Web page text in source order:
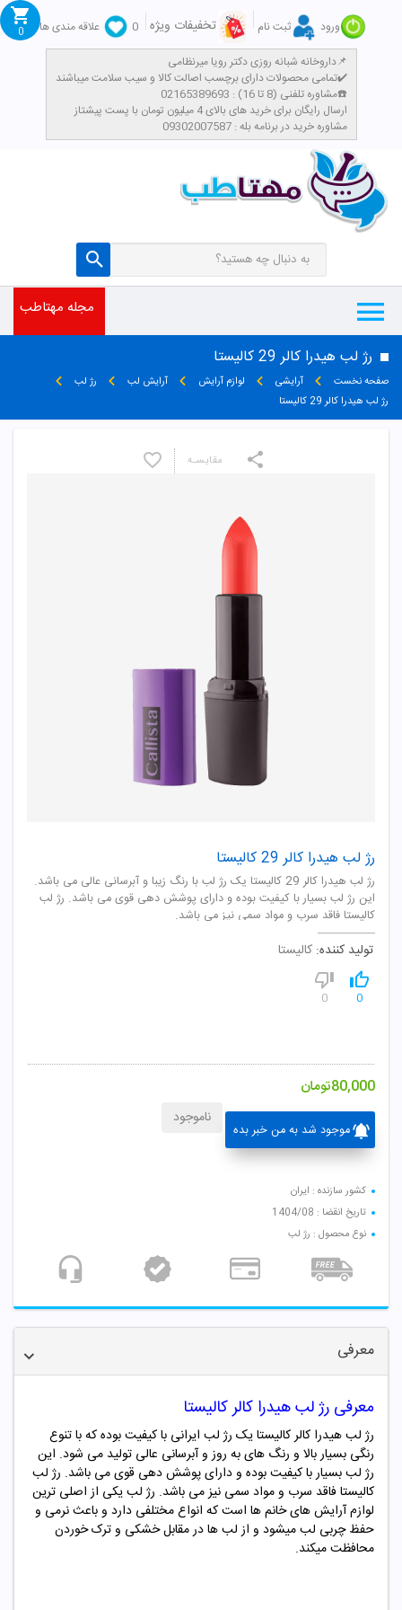
ورود ثبت نام تخفیفات ویژه 0
علاقه مندی ها
داروخانه شبانه روزی دکتر رویا میرنظامی📌
تمامی محصولات دارای برچسب اصالت کالا و سیب سلامت میباشند✔️
مشاوره تلفنی (8 تا 16) : 02165389693☎️
​ارسال رایگان برای خرید های بالای 4 میلیون تومان با پست پیشتاز
مشاوره خرید در برنامه بله : 09302007587
0
مجله مهتاطب
رژ لب هیدرا کالر 29 کالیستا
صفحه نخست آرایشی لوازم آرایش آرایش لب
رژ لب
رژ لب هیدرا کالر 29 کالیستا
رژ لب هیدرا کالر 29 کالیستا
رژ لب هیدرا کالر 29 کالیستا یک رژ لب با رنگ زیبا و آبرسانی عالی می باشد.
این رژ لب بسیار با کیفیت بوده و دارای پوشش دهی قوی می باشد. رژ لب
کالیستا فاقد سرب و مواد سمی نیز می باشد.
تولید کننده: کالیستا
0
0
80,000تومان
موجود شد به من خبر بده
ناموجود
مقایسـه
کشور سازنده : ایران
تاریخ انقضا : 1404/08
نوع محصول : رژ لب
معرفی
معرفی رژ لب هیدرا کالر کالیستا
رژ لب هیدرا کالر کالیستا یک رژ لب ایرانی با کیفیت بوده که با تنوع
رنگی بسیار بالا و رنگ های به روز و آبرسانی عالی تولید می شود. این
رژ لب بسیار با کیفیت بوده و دارای پوشش دهی قوی می باشد. رژ لب
کالیستا فاقد سرب و مواد سمی نیز می باشد. رژ لب یکی از اصلی ترین
لوازم آرایش های خانم ها است که انواع مختلفی دارد و باعث نرمی و
حفظ چربی لب میشود و از لب ها در مقابل خشکی و ترک خوردن
محافظت میکند.